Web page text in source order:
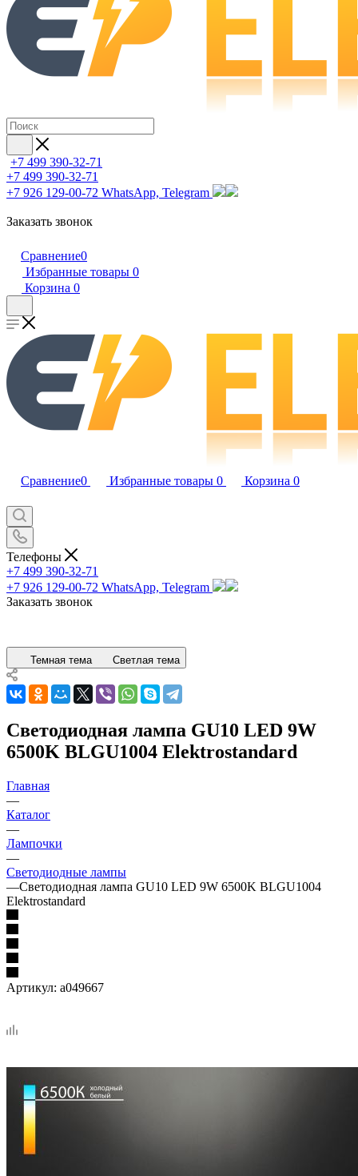
+7 499 390-32-71
+7 499 390-32-71
+7 926 129-00-72 WhatsApp, Telegram
Заказать звонок
Сравнение0
Избранные товары 0
Корзина 0
Сравнение0 Избранные товары 0 Корзина 0
Телефоны
+7 499 390-32-71
+7 926 129-00-72 WhatsApp, Telegram
Заказать звонок
Темная тема Светлая тема
Светодиодная лампа GU10 LED 9W
6500K BLGU1004 Elektrostandard
Главная
—
Каталог
—
Лампочки
—
Светодиодные лампы
—Светодиодная лампа GU10 LED 9W 6500K BLGU1004
Elektrostandard
Артикул: a049667